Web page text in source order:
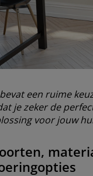
een ruime
je zeker de
voor jouw